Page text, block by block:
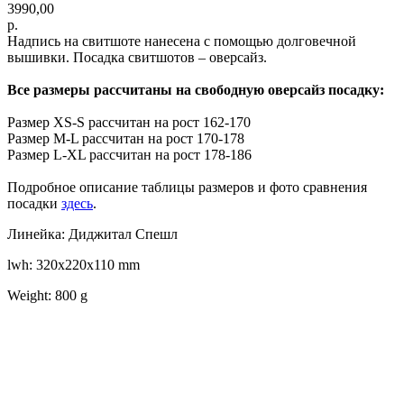
3990,00
р.
Надпись на свитшоте нанесена с помощью долговечной
вышивки. Посадка свитшотов – оверсайз.
Все размеры рассчитаны на свободную оверсайз посадку:
Размер XS-S рассчитан на рост 162-170
Размер M-L рассчитан на рост 170-178
Размер L-XL рассчитан на рост 178-186
Подробное описание таблицы размеров и фото сравнения
посадки здесь.
Линейка: Диджитал Спешл
lwh: 320x220x110 mm
Weight: 800 g